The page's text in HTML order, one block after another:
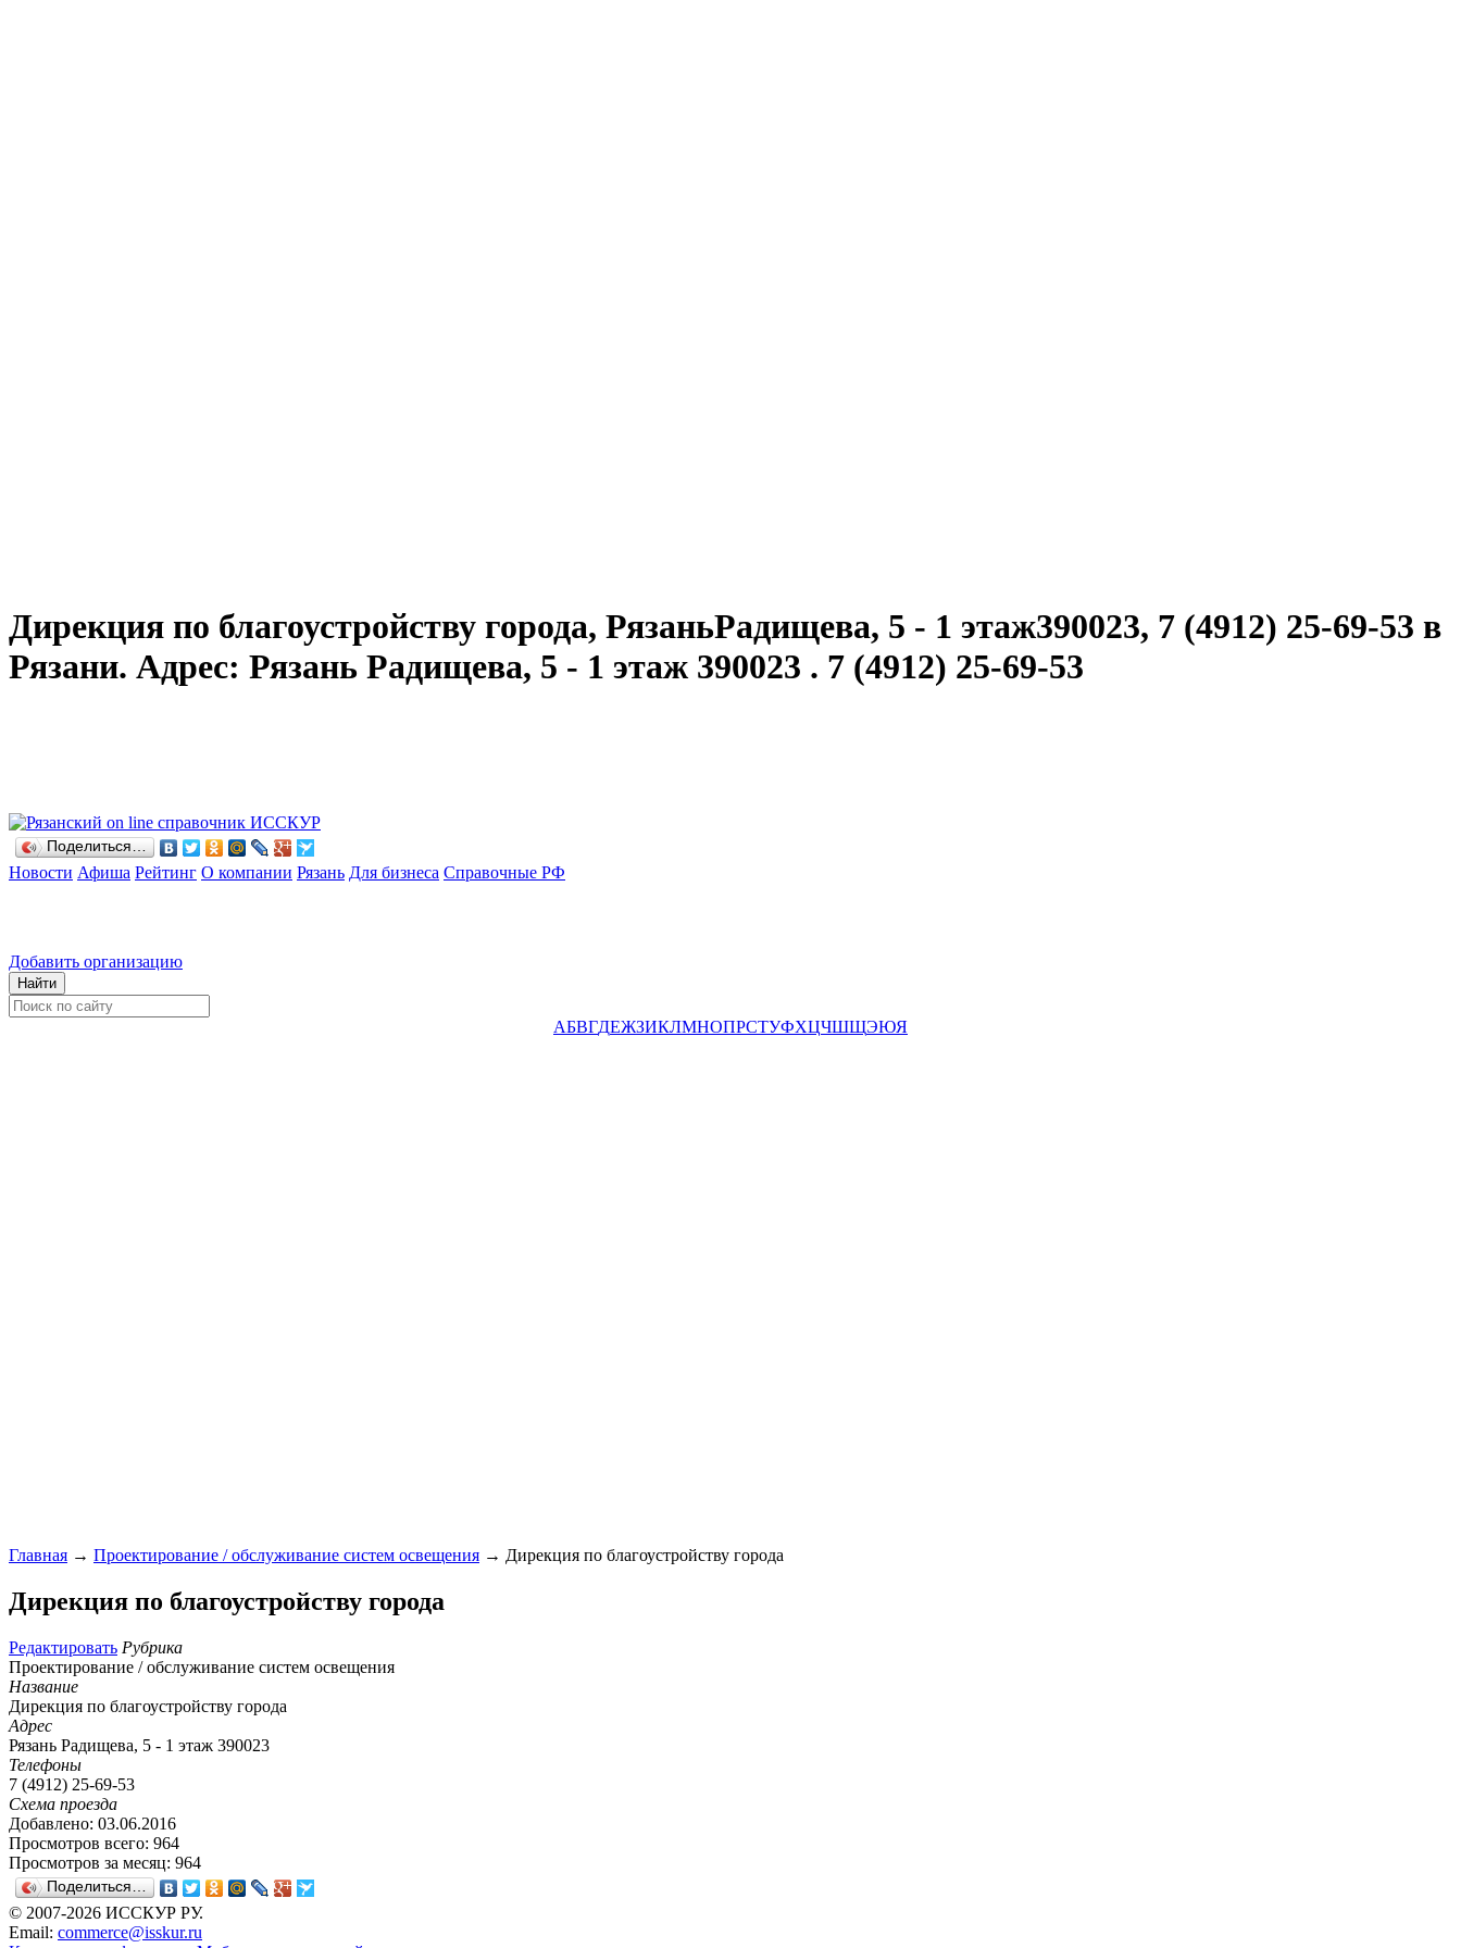
Дирекция по благоустройству города, РязаньРадищева, 5 - 1 этаж390023, 7 (4912) 25-69-53 в
Рязани. Адрес: Рязань Радищева, 5 - 1 этаж 390023 . 7 (4912) 25-69-53
Поделиться…
Новости Афиша Рейтинг О компании Рязань Для бизнеса Справочные РФ
Добавить организацию
АБВГДЕЖЗИКЛМНОПРСТУФХЦЧШЩЭЮЯ
Главная → Проектирование / обслуживание систем освещения → Дирекция по благоустройству города
Дирекция по благоустройству города
Редактировать Рубрика
Проектирование / обслуживание систем освещения
Название
Дирекция по благоустройству города
Адрес
Рязань Радищева, 5 - 1 этаж 390023
Телефоны
7 (4912) 25-69-53
Схема проезда
Добавлено: 03.06.2016
Просмотров всего: 964
Просмотров за месяц: 964
Поделиться…
© 2007-2026 ИССКУР РУ.
Email: commerce@isskur.ru